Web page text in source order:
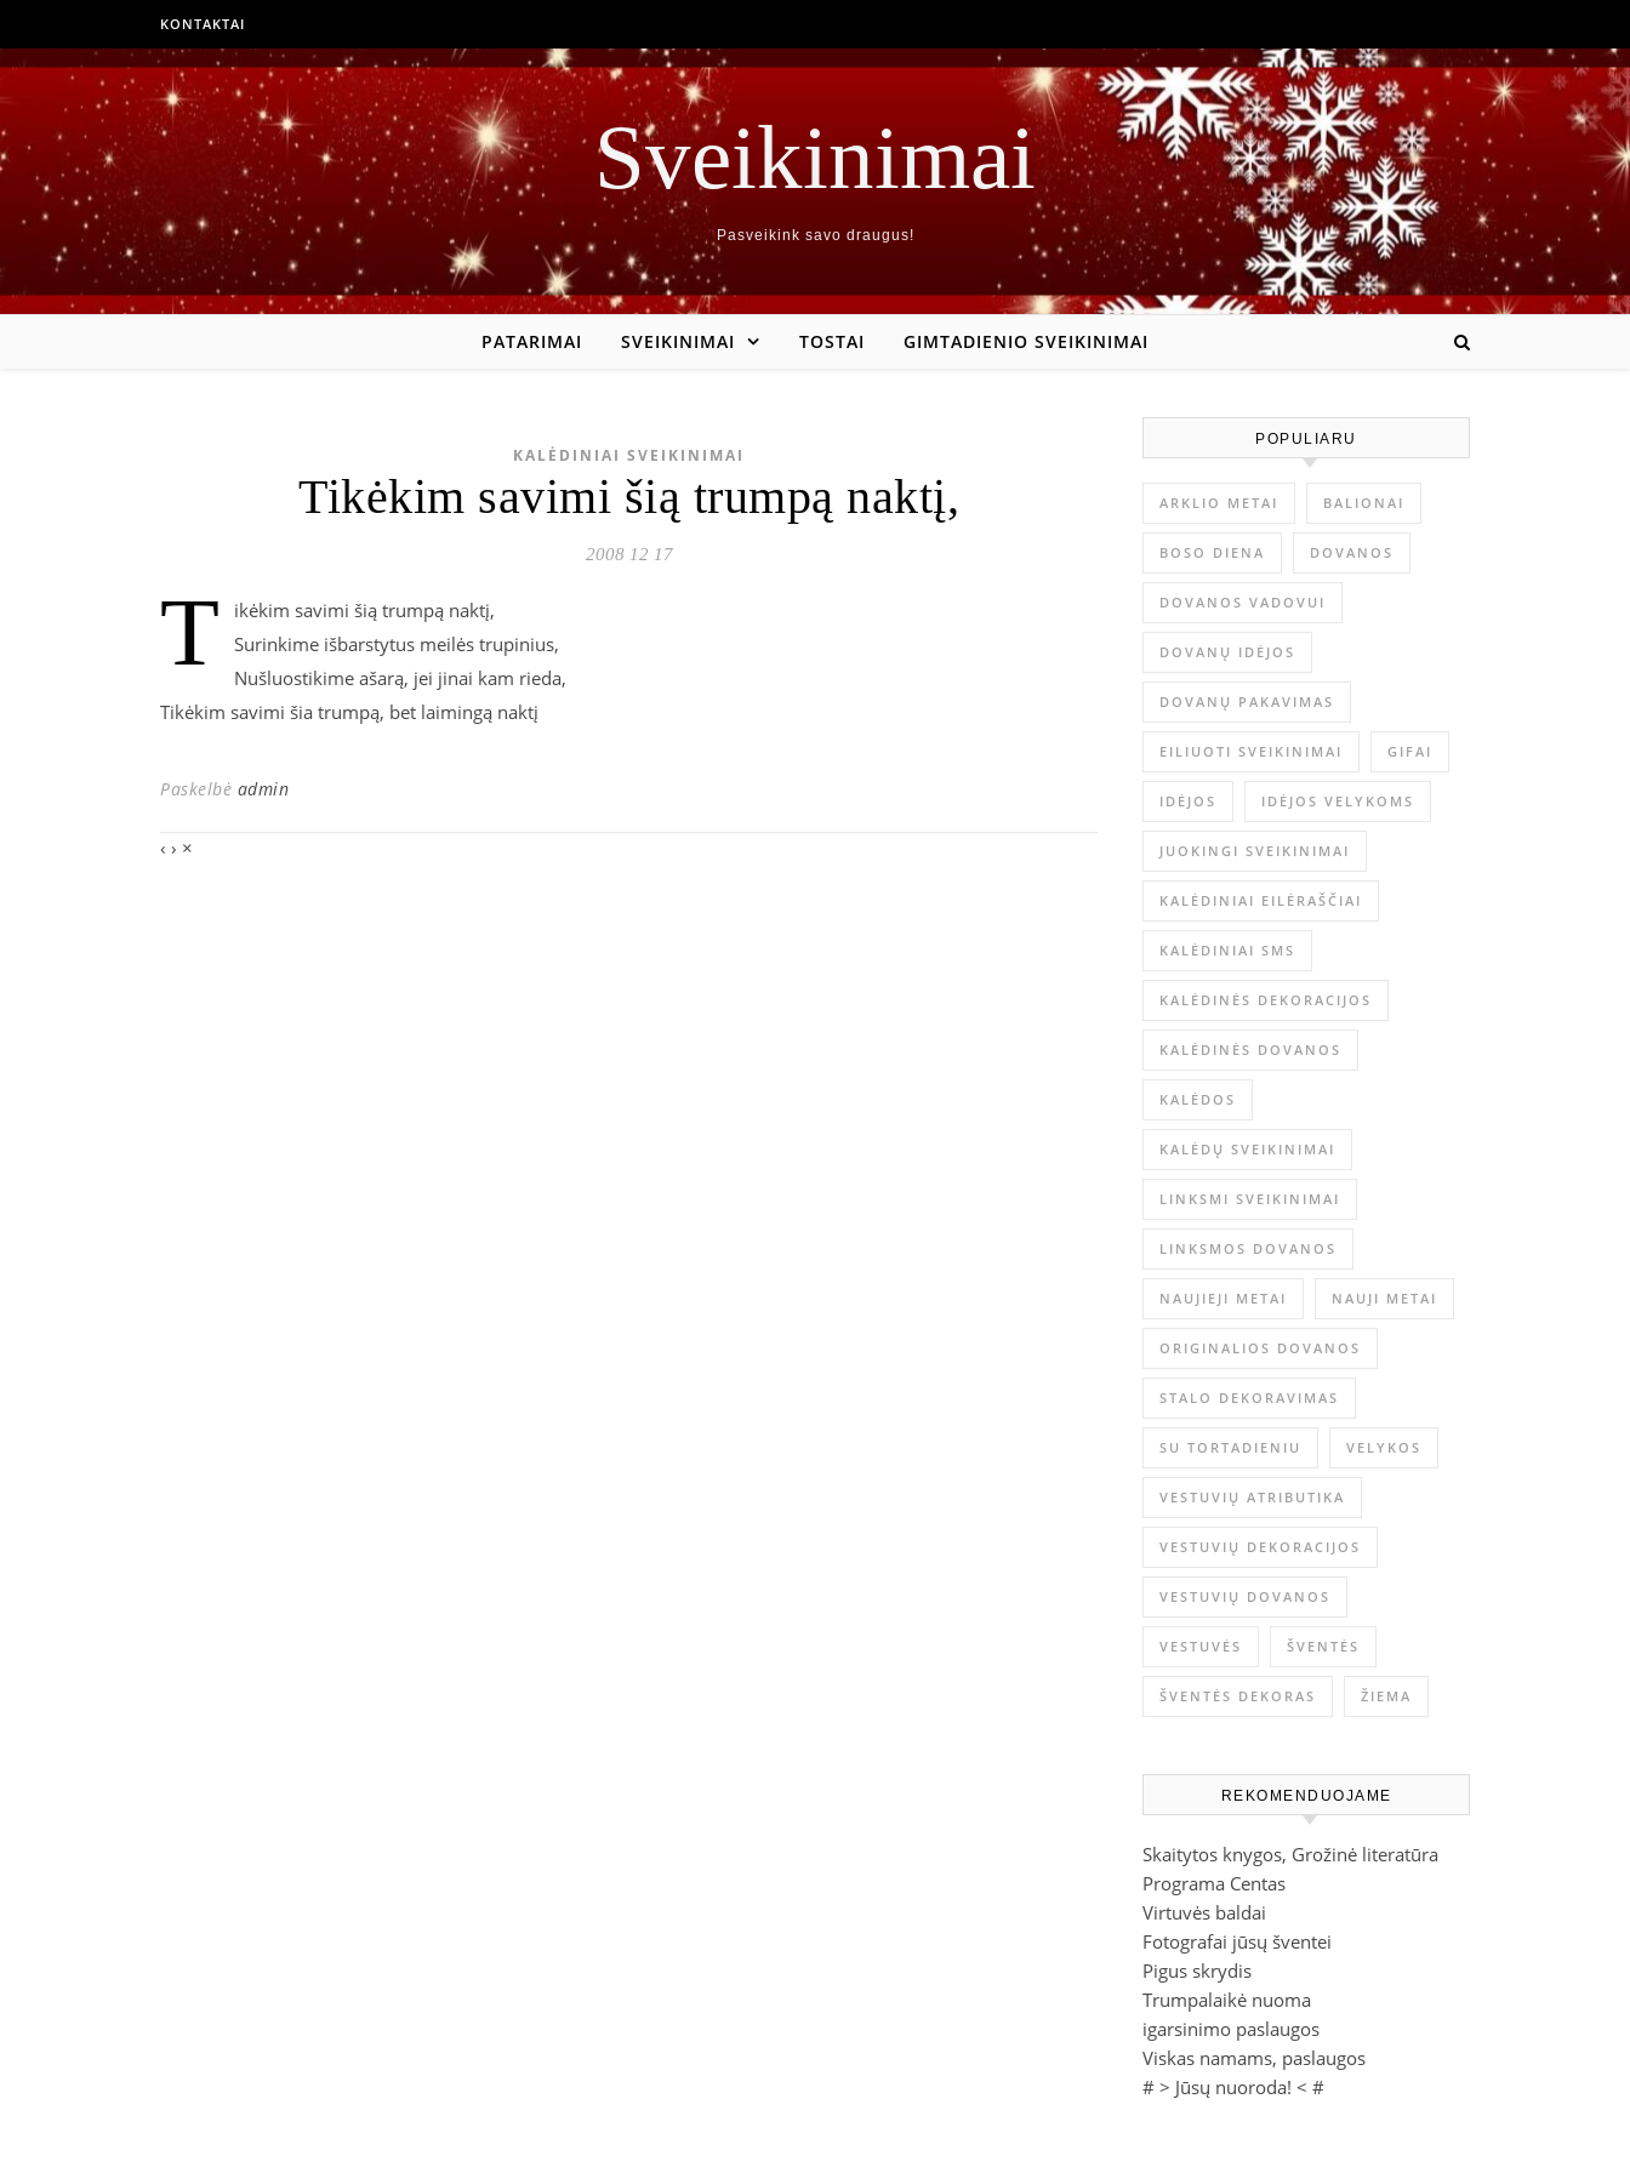
KONTAKTAI
Sveikinimai
Pasveikink savo draugus!
PATARIMAI SVEIKINIMAI TOSTAI GIMTADIENIO SVEIKINIMAI
KALĖDINIAI SVEIKINIMAI
Tikėkim savimi šią trumpą naktį,
2008 12 17
T
ikėkim savimi šią trumpą naktį,
Surinkime išbarstytus meilės trupinius,
Nušluostikime ašarą, jei jinai kam rieda,
Tikėkim savimi šia trumpą, bet laimingą naktį
Paskelbė admin
‹ › ×
POPULIARU
ARKLIO METAI BALIONAI
BOSO DIENA DOVANOS
DOVANOS VADOVUI
DOVANŲ IDĖJOS
DOVANŲ PAKAVIMAS
EILIUOTI SVEIKINIMAI GIFAI
IDĖJOS IDĖJOS VELYKOMS
JUOKINGI SVEIKINIMAI
KALĖDINIAI EILĖRAŠČIAI
KALĖDINIAI SMS
KALĖDINĖS DEKORACIJOS
KALĖDINĖS DOVANOS
KALĖDOS
KALĖDŲ SVEIKINIMAI
LINKSMI SVEIKINIMAI
LINKSMOS DOVANOS
NAUJIEJI METAI NAUJI METAI
ORIGINALIOS DOVANOS
STALO DEKORAVIMAS
SU TORTADIENIU VELYKOS
VESTUVIŲ ATRIBUTIKA
VESTUVIŲ DEKORACIJOS
VESTUVIŲ DOVANOS
VESTUVĖS ŠVENTĖS
ŠVENTĖS DEKORAS ŽIEMA
REKOMENDUOJAME
Skaitytos knygos, Grožinė literatūra
Programa Centas
Virtuvės baldai
Fotografai jūsų šventei
Pigus skrydis
Trumpalaikė nuoma
igarsinimo paslaugos
Viskas namams, paslaugos
# > Jūsų nuoroda! < #